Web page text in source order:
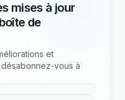
mises à jour
de
et
vous à